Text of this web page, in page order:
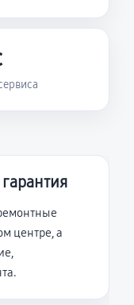
центре, а